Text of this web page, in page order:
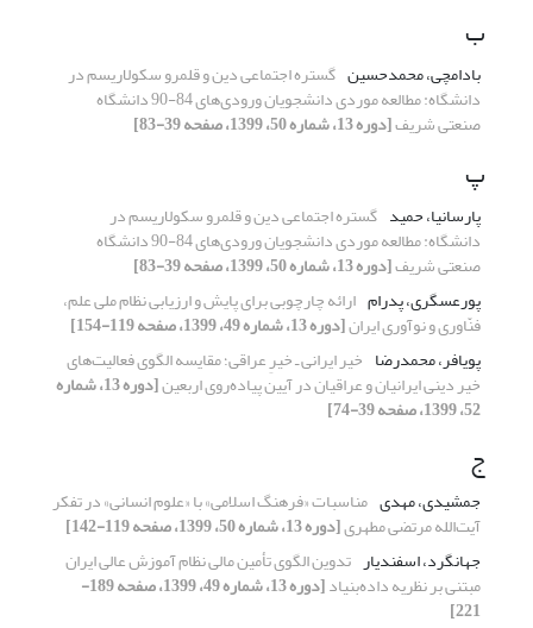
ب
بادامچی، محمدحسین گستره اجتماعی دین و قلمرو سکولاریسم در
دانشگاه: مطالعه موردی دانشجویان ورودی‌های 84-90 دانشگاه
صنعتی شریف[دوره 13، شماره 50، 1399، صفحه 39-83]
پ
پارسانیا، حمید گستره اجتماعی دین و قلمرو سکولاریسم در
دانشگاه: مطالعه موردی دانشجویان ورودی‌های 84-90 دانشگاه
صنعتی شریف[دوره 13، شماره 50، 1399، صفحه 39-83]
پورعسگری، پدرام ارائه چارچوبی برای پایش و ارزیابی نظام ملی علم،
فنّاوری و نوآوری ایران[دوره 13، شماره 49، 1399، صفحه 119-154]
پویافر، محمدرضا خیر ایرانی ـ خیرِ عراقی؛ مقایسه الگوی فعالیت‌های
خیر دینی ایرانیان و عراقیان در آیین پیاده‌روی اربعین [دوره 13، شماره
52، 1399، صفحه 39-74]
ج
جمشیدی، مهدی مناسبات «فرهنگ اسلامی» با «علوم انسانی» در تفکر
آیت‌الله مرتضی مطهری[دوره 13، شماره 50، 1399، صفحه 119-142]
جهانگرد، اسفندیار تدوین الگوی تأمین مالی نظام آموزش عالی ایران
مبتنی بر نظریه داده‌بنیاد [دوره 13، شماره 49، 1399، صفحه 189-
221]